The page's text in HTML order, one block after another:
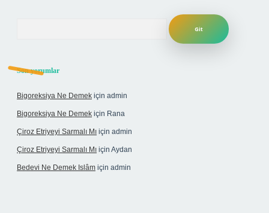
Son yorumlar
Bigoreksiya Ne Demek için admin
Bigoreksiya Ne Demek için Rana
Çiroz Etriyeyi Sarmalı Mı için admin
Çiroz Etriyeyi Sarmalı Mı için Aydan
Bedevi Ne Demek Islâm için admin